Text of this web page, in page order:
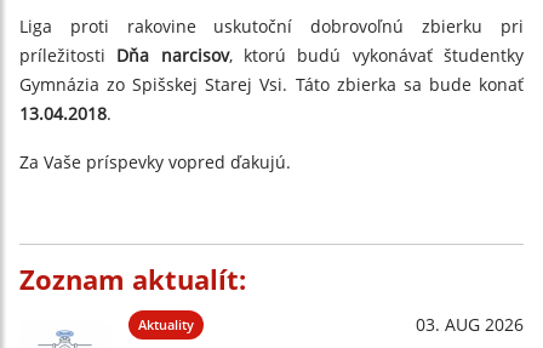
Liga proti rakovine uskutoční dobrovoľnú zbierku pri
príležitosti Dňa narcisov, ktorú budú vykonávať študentky
Gymnázia zo Spišskej Starej Vsi. Táto zbierka sa bude konať
13.04.2018.
Za Vaše príspevky vopred ďakujú.
Zoznam aktualít:
Aktuality 03. AUG 2026